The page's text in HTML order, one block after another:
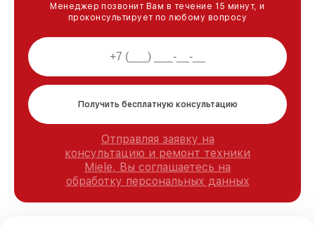
Менеджер позвонит Вам в течение 15 минут, и
проконсультирует по любому вопросу
Получить бесплатную консультацию
Отправляя заявку на
консультацию и ремонт техники
Miele, Вы соглашаетесь на
обработку персональных данных